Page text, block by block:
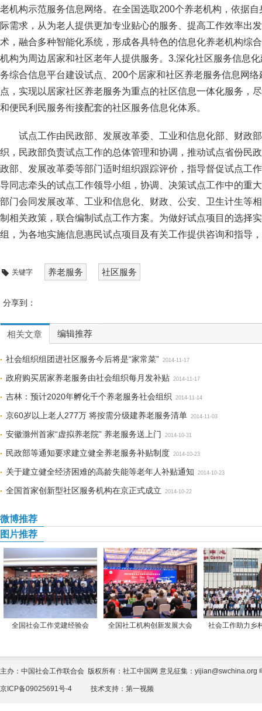
老机构示范服务信息网络。在全国选取200个养老机构，依据
际需求，从为老人提供更加专业贴心的服务、提高工作效率出
术，融合多种智能化系统，形成各具特色的信息化养老机构综
机构为周边居家和社区老年人提供服务。3.深化社区服务信息
务综合信息平台建设试点、200个居家和社区养老服务信息网
点，实现以居家社区养老服务为重点的社区信息一体化服务，
和便民利民服务衔接配套的社区服务信息化体系。
试点工作由民政部、发展改革委、工业和信息化部、财政
织，民政部负责试点工作的总体管理和协调，推动试点省份民
政部、发展改革委等部门适时组织跟踪评价，指导督促试点工
导同志牵头的试点工作领导小组，协调、决策试点工作中的重
部门会同发展改革、工业和信息化、财政、公安、卫生计生等
制相关政策，联合编制试点工作方案。为做好试点项目的选择
组，为各地实施信息惠民试点项目及有关工作提供咨询和指
关键字 养老服务 社区服务
分享到：
相关文章 编辑推荐
社会组织组团进社区服务今后将是“家常菜” 2014-11-17
政府购买居家养老服务由社会组织每月发补贴 2014-11-17
吉林：预计2020年孵化千个养老服务社会组织 2014-11-14
京60岁以上老人277万 将按需分级建养老服务清单 2014-11-03
安徽滁州首家“虚拟养老院” 养老服务送上门 2014-10-31
民政部等通知要求建立健全养老服务补贴制度 2014-10-23
关于建立健全经济困难的高龄失能等老年人补贴通知 2014-10-23
全国首家创新型社区服务机构在京正式成立 2014-10-22
微博推荐
图片推荐
全国社会工作党建经验会 全国社工机构创新发展大会 社会工作助力乡
主办：中国社会工作联合会 版权所有：社工中国网 意见征集：yijian@swchina.org
京ICP备09025691号-4 技术支持： 第一视频